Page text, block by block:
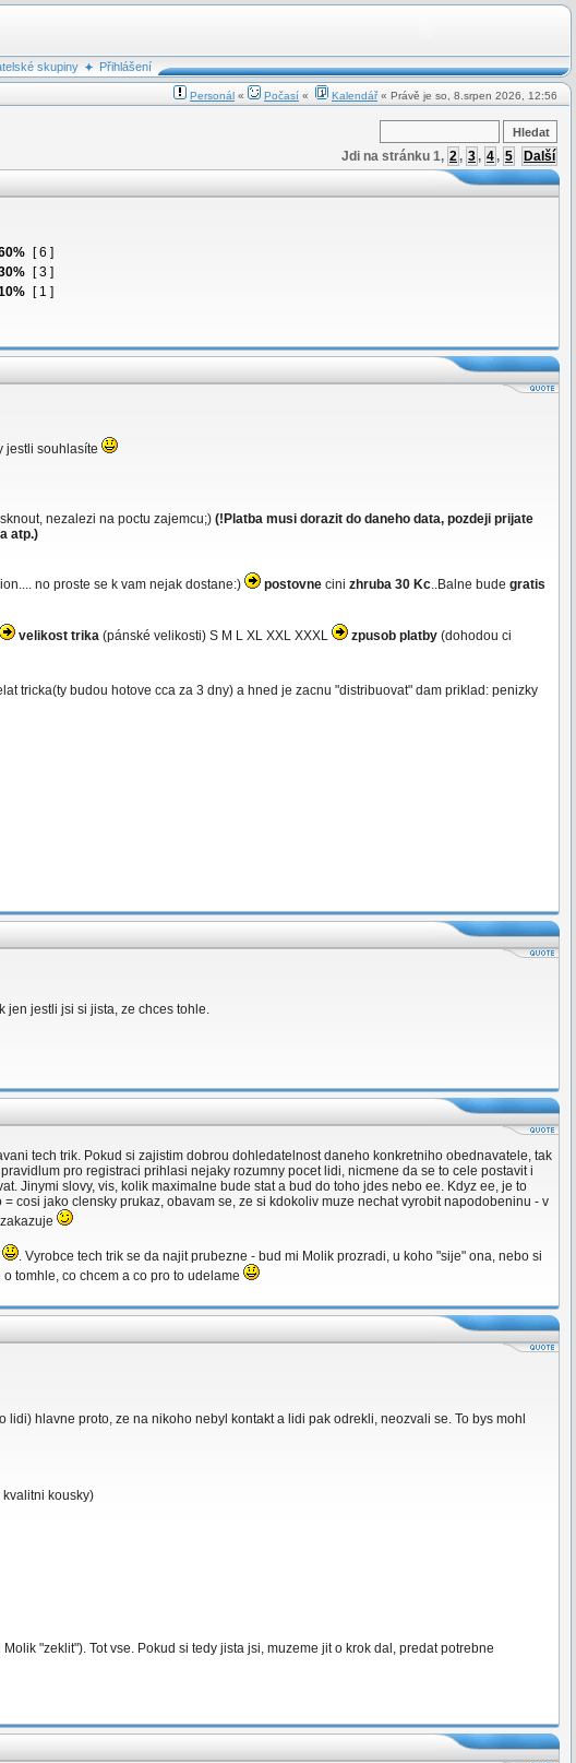
skupiny
Přihlášení
Personál « Počasí « Kalendář« Právě je so, 8.srpen 2026, 12:56
Jdi na stránku 1, 2 , 3 , 4 , 5 Další
[ 6 ]
[ 3 ]
[ 1 ]
jestli souhlasíte
nezalezi na poctu zajemcu;) (!Platba musi dorazit do daneho data, pozdeji prijate
atp.)
no proste se k vam nejak dostane:) postovne cini zhruba 30 Kc..Balne bude gratis
velikost trika (pánské velikosti) S M L XL XXL XXXL zpusob platby (dohodou ci
tricka(ty budou hotove cca za 3 dny) a hned je zacnu "distribuovat" dam priklad: penizky
jen jestli jsi si jista, ze chces tohle.
tech trik. Pokud si zajistim dobrou dohledatelnost daneho konkretniho obednavatele, tak
pro registraci prihlasi nejaky rozumny pocet lidi, nicmene da se to cele postavit i
Jinymi slovy, vis, kolik maximalne bude stat a bud do toho jdes nebo ee. Kdyz ee, je to
cosi jako clensky prukaz, obavam se, ze si kdokoliv muze nechat vyrobit napodobeninu - v
. Vyrobce tech trik se da najit prubezne - bud mi Molik prozradi, u koho "sije" ona, nebo si
tomhle, co chcem a co pro to udelame
hlavne proto, ze na nikoho nebyl kontakt a lidi pak odrekli, neozvali se. To bys mohl
kousky)
"zeklit"). Tot vse. Pokud si tedy jista jsi, muzeme jit o krok dal, predat potrebne